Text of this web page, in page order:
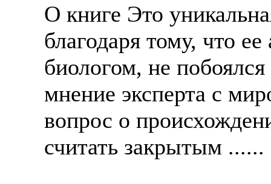
О книге Это
благодаря тому, что
биологом, не
мнение эксперта с
вопрос о
считать закрытым ......